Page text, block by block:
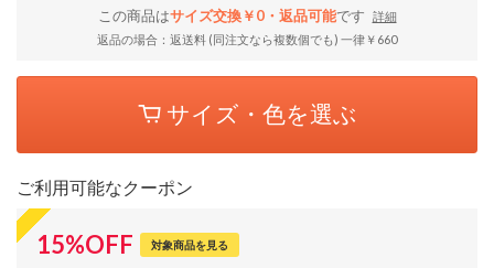
この商品はサイズ交換￥0・返品可能です
詳細
返品の場合：返送料 (同注文なら複数個でも) 一律￥660
サイズ・色を選ぶ
ご利用可能なクーポン
15%OFF 対象商品を見る